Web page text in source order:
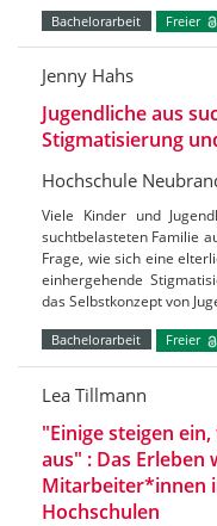
Bachelorarbeit Freier
Jenny Hahs
Jugendliche aus
Stigmatisierung
Hochschule
Viele Kinder und
suchtbelasteten Familie
Frage, wie sich eine
einhergehende
das Selbstkonzept von
Bachelorarbeit Freier
Lea Tillmann
"Einige steigen
aus" : Das
Mitarbeiter*innen
Hochschulen